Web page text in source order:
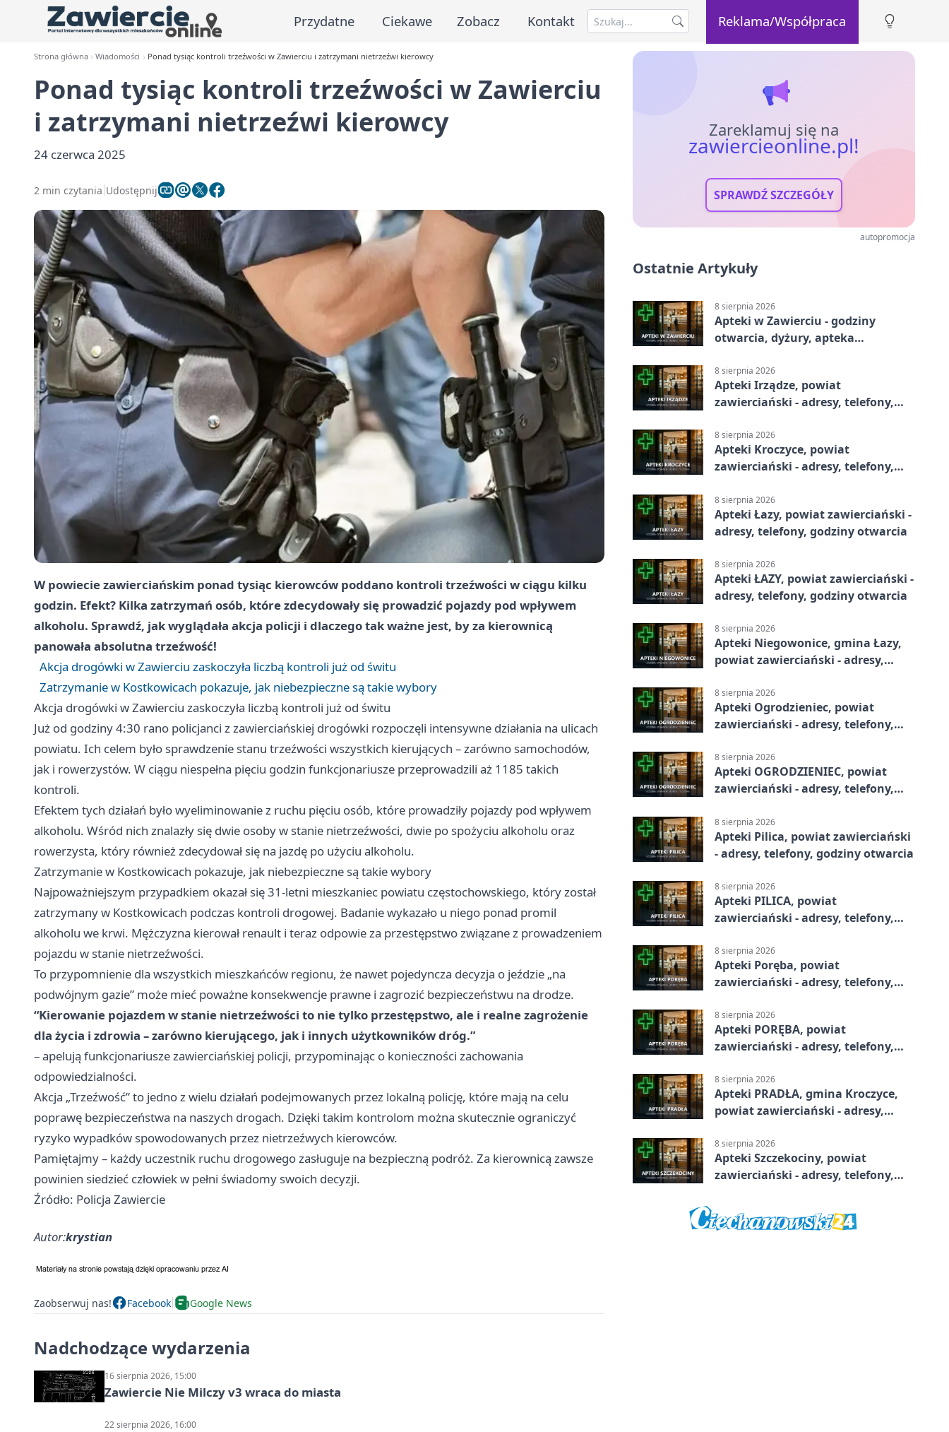
Przydatne Ciekawe Zobacz Kontakt Reklama/Współpraca
Strona główna Wiadomości Ponad tysiąc kontroli trzeźwości w Zawierciu i zatrzymani nietrzeźwi kierowcy
Ponad tysiąc kontroli trzeźwości w Zawierciu
i zatrzymani nietrzeźwi kierowcy
24 czerwca 2025
2 min czytania Udostępnij
W powiecie zawierciańskim ponad tysiąc kierowców poddano kontroli trzeźwości w ciągu kilku
godzin. Efekt? Kilka zatrzymań osób, które zdecydowały się prowadzić pojazdy pod wpływem
alkoholu. Sprawdź, jak wyglądała akcja policji i dlaczego tak ważne jest, by za kierownicą
panowała absolutna trzeźwość!
Akcja drogówki w Zawierciu zaskoczyła liczbą kontroli już od świtu
Zatrzymanie w Kostkowicach pokazuje, jak niebezpieczne są takie wybory
Akcja drogówki w Zawierciu zaskoczyła liczbą kontroli już od świtu
Już od godziny 4:30 rano policjanci z zawierciańskiej drogówki rozpoczęli intensywne działania na ulicach
powiatu. Ich celem było sprawdzenie stanu trzeźwości wszystkich kierujących – zarówno samochodów,
jak i rowerzystów. W ciągu niespełna pięciu godzin funkcjonariusze przeprowadzili aż 1185 takich
kontroli.
Efektem tych działań było wyeliminowanie z ruchu pięciu osób, które prowadziły pojazdy pod wpływem
alkoholu. Wśród nich znalazły się dwie osoby w stanie nietrzeźwości, dwie po spożyciu alkoholu oraz
rowerzysta, który również zdecydował się na jazdę po użyciu alkoholu.
Zatrzymanie w Kostkowicach pokazuje, jak niebezpieczne są takie wybory
Najpoważniejszym przypadkiem okazał się 31-letni mieszkaniec powiatu częstochowskiego, który został
zatrzymany w Kostkowicach podczas kontroli drogowej. Badanie wykazało u niego ponad promil
alkoholu we krwi. Mężczyzna kierował renault i teraz odpowie za przestępstwo związane z prowadzeniem
pojazdu w stanie nietrzeźwości.
To przypomnienie dla wszystkich mieszkańców regionu, że nawet pojedyncza decyzja o jeździe „na
podwójnym gazie” może mieć poważne konsekwencje prawne i zagrozić bezpieczeństwu na drodze.
“Kierowanie pojazdem w stanie nietrzeźwości to nie tylko przestępstwo, ale i realne zagrożenie
dla życia i zdrowia – zarówno kierującego, jak i innych użytkowników dróg.”
– apelują funkcjonariusze zawierciańskiej policji, przypominając o konieczności zachowania
odpowiedzialności.
Akcja „Trzeźwość” to jedno z wielu działań podejmowanych przez lokalną policję, które mają na celu
poprawę bezpieczeństwa na naszych drogach. Dzięki takim kontrolom można skutecznie ograniczyć
ryzyko wypadków spowodowanych przez nietrzeźwych kierowców.
Pamiętajmy – każdy uczestnik ruchu drogowego zasługuje na bezpieczną podróż. Za kierownicą zawsze
powinien siedzieć człowiek w pełni świadomy swoich decyzji.
Źródło: Policja Zawiercie
Autor:krystian
Zaobserwuj nas! Facebook Google News
Nadchodzące wydarzenia
16 sierpnia 2026, 15:00
Zawiercie Nie Milczy v3 wraca do miasta
22 sierpnia 2026, 16:00
Zareklamuj się na
zawiercieonline.pl!
SPRAWDŹ SZCZEGÓŁY
autopromocja
Ostatnie Artykuły
8 sierpnia 2026
Apteki w Zawierciu - godziny
otwarcia, dyżury, apteka
8 sierpnia 2026
Apteki Irządze, powiat
zawierciański - adresy, telefony,
8 sierpnia 2026
Apteki Kroczyce, powiat
zawierciański - adresy, telefony,
8 sierpnia 2026
Apteki Łazy, powiat zawierciański -
adresy, telefony, godziny otwarcia
8 sierpnia 2026
Apteki ŁAZY, powiat zawierciański -
adresy, telefony, godziny otwarcia
8 sierpnia 2026
Apteki Niegowonice, gmina Łazy,
powiat zawierciański - adresy,
8 sierpnia 2026
Apteki Ogrodzieniec, powiat
zawierciański - adresy, telefony,
8 sierpnia 2026
Apteki OGRODZIENIEC, powiat
zawierciański - adresy, telefony,
8 sierpnia 2026
Apteki Pilica, powiat zawierciański
- adresy, telefony, godziny otwarcia
8 sierpnia 2026
Apteki PILICA, powiat
zawierciański - adresy, telefony,
8 sierpnia 2026
Apteki Poręba, powiat
zawierciański - adresy, telefony,
8 sierpnia 2026
Apteki PORĘBA, powiat
zawierciański - adresy, telefony,
8 sierpnia 2026
Apteki PRADŁA, gmina Kroczyce,
powiat zawierciański - adresy,
8 sierpnia 2026
Apteki Szczekociny, powiat
zawierciański - adresy, telefony,